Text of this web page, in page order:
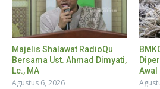
Majelis Shalawat RadioQu
Bersama Ust. Ahmad Dimyati,
Lc., MA
Agustus 6, 2026
Awal